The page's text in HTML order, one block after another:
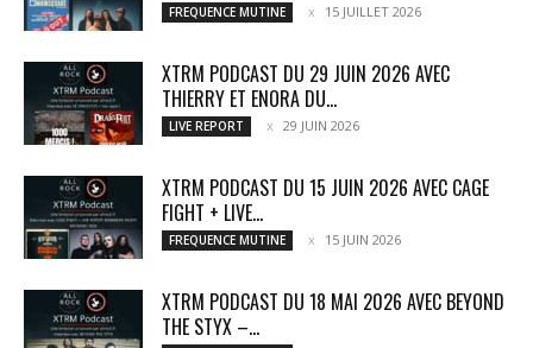
FREQUENCE MUTINE 15 JUILLET 2026
XTRM PODCAST DU 29 JUIN 2026 AVEC
THIERRY ET ENORA DU...
LIVE REPORT 29 JUIN 2026
XTRM PODCAST DU 15 JUIN 2026 AVEC CAGE
FIGHT + LIVE...
FREQUENCE MUTINE 15 JUIN 2026
XTRM PODCAST DU 18 MAI 2026 AVEC BEYOND
THE STYX –...